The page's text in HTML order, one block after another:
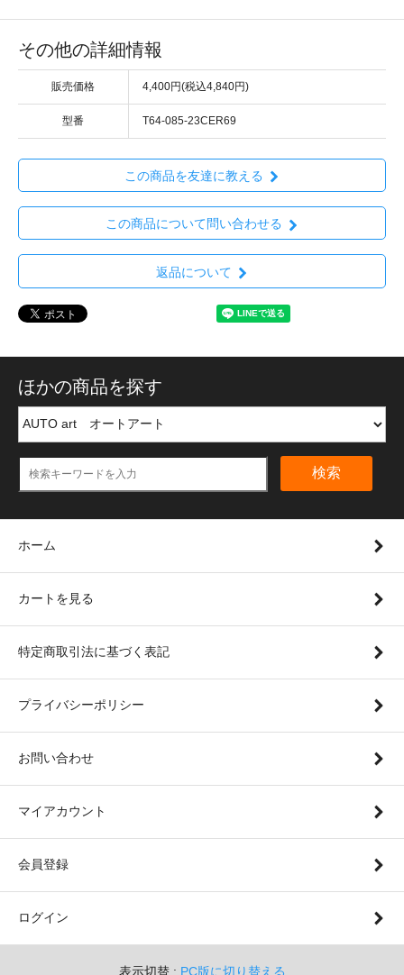
その他の詳細情報
販売価格 4,400円(税込4,840円)
型番 T64-085-23CER69
この商品を友達に教える
この商品について問い合わせる
返品について
ほかの商品を探す
検索
ホーム
カートを見る
特定商取引法に基づく表記
プライバシーポリシー
お問い合わせ
マイアカウント
会員登録
ログイン
表示切替 : PC版に切り替える